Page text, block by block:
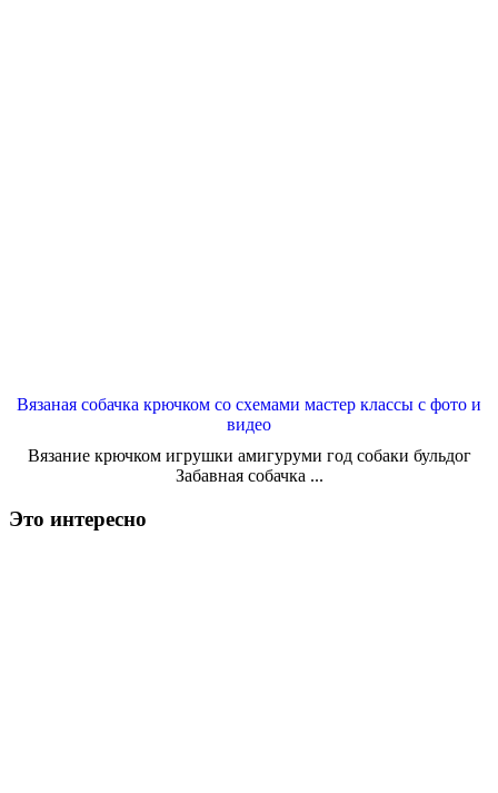
Вязаная собачка крючком со схемами мастер классы с фото и
видео
Вязание крючком игрушки амигуруми год собаки бульдог
Забавная собачка ...
Это интересно